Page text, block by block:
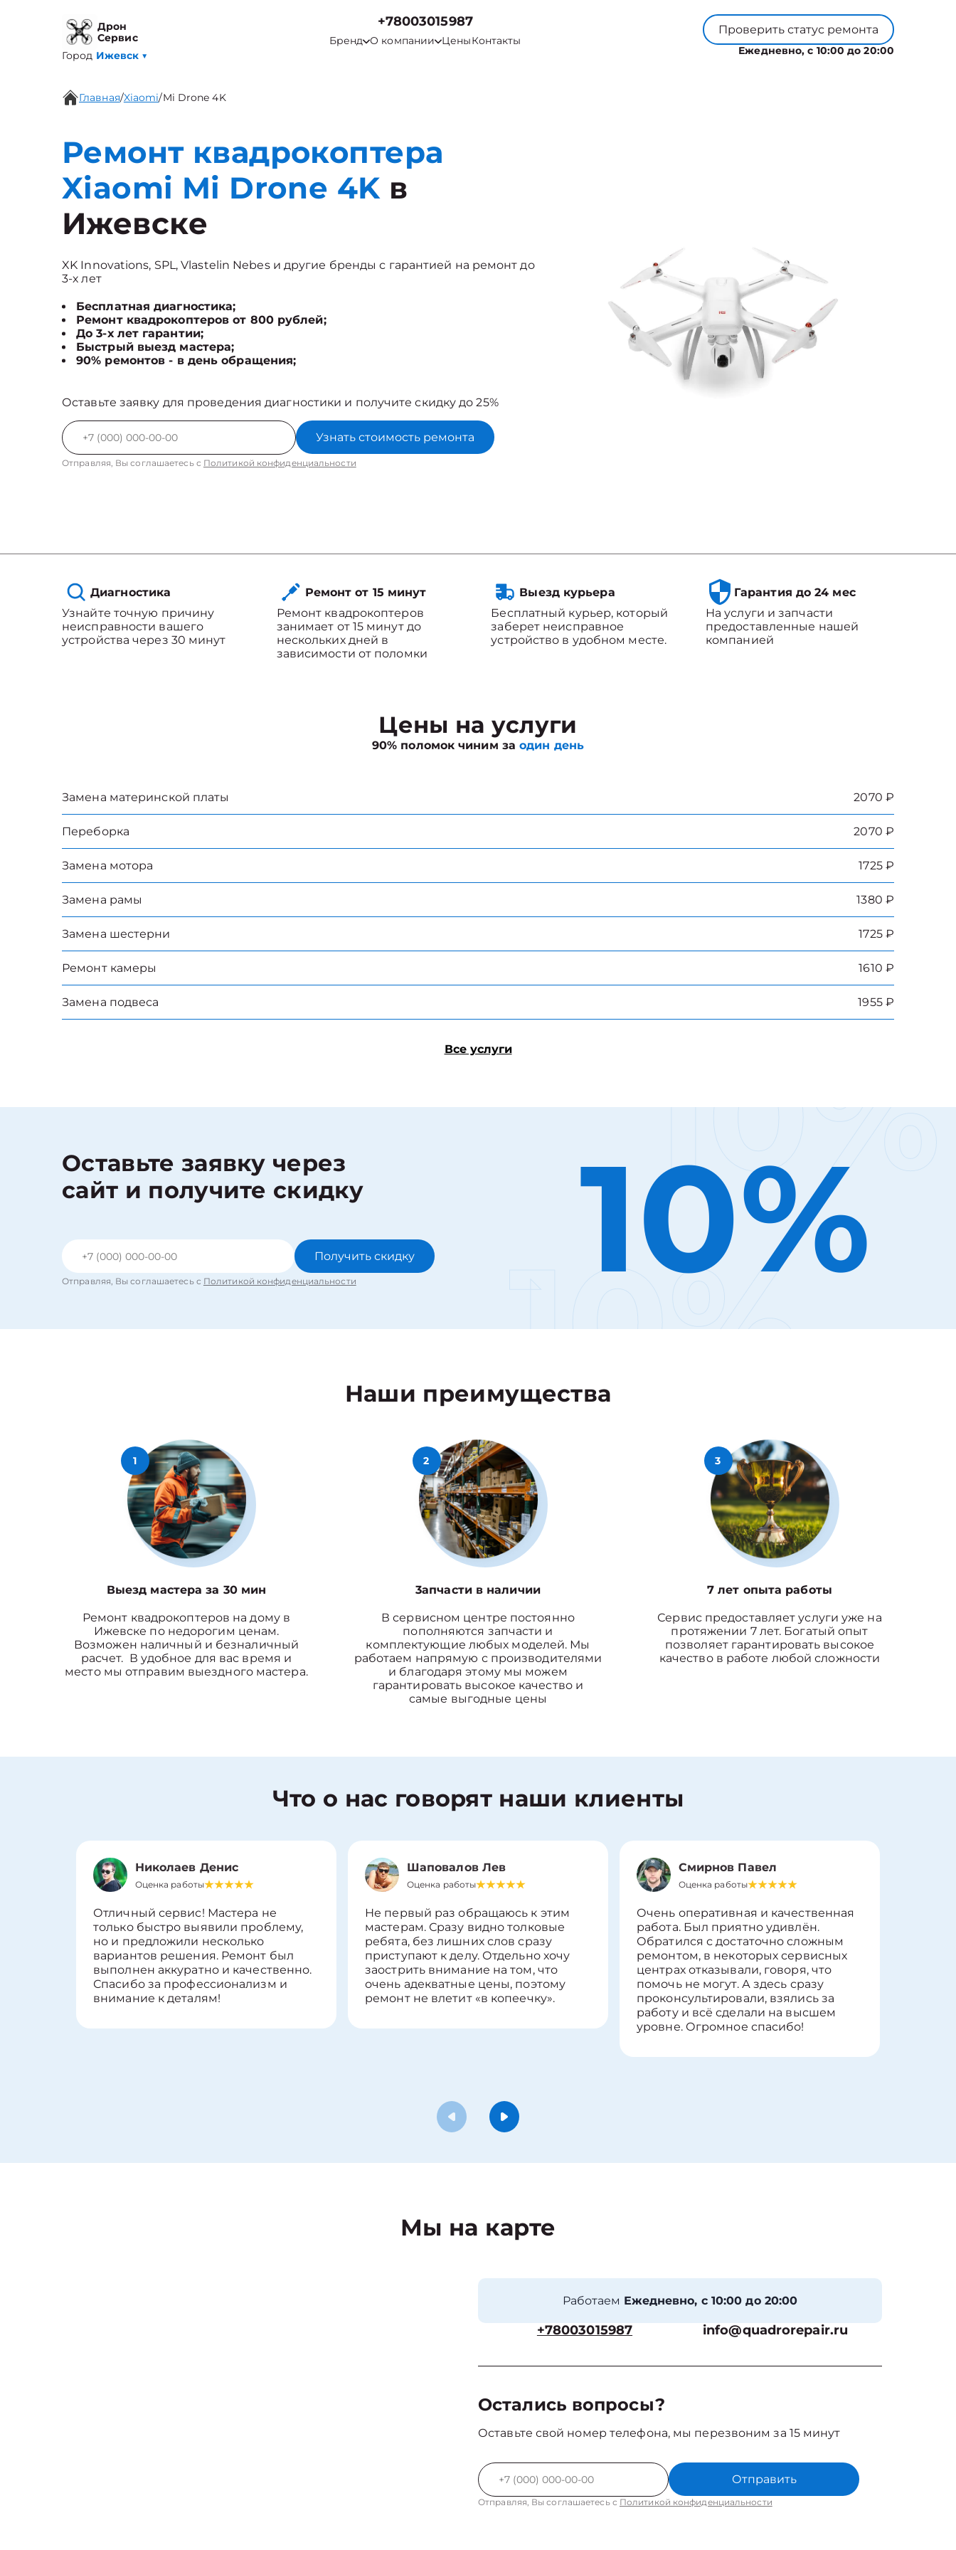
Дрон
Сервис
Город Ижевск ▼
+78003015987
Бренд О компании ЦеныКонтакты
Проверить статус ремонта
Ежедневно, с 10:00 до 20:00
Главная/Xiaomi/Mi Drone 4K
Ремонт квадрокоптера
Xiaomi Mi Drone 4Kв
Ижевске
XK Innovations, SPL, Vlastelin Nebes и другие бренды с гарантией на ремонт до
3-х лет
Бесплатная диагностика;
Ремонт квадрокоптеров от 800 рублей;
До 3-х лет гарантии;
Быстрый выезд мастера;
90% ремонтов - в день обращения;
Оставьте заявку для проведения диагностики и получите скидку до 25%
Узнать стоимость ремонта
Отправляя, Вы соглашаетесь с Политикой конфиденциальности
Диагностика
Узнайте точную причину
неисправности вашего
устройства через 30 минут
Ремонт от 15 минут
Ремонт квадрокоптеров
занимает от 15 минут до
нескольких дней в
зависимости от поломки
Выезд курьера
Бесплатный курьер, который
заберет неисправное
устройство в удобном месте.
Гарантия до 24 мес
На услуги и запчасти
предоставленные нашей
компанией
Цены на услуги
90% поломок чиним заодин день
Замена материнской платы 2070 ₽
Переборка 2070 ₽
Замена мотора 1725 ₽
Замена рамы 1380 ₽
Замена шестерни 1725 ₽
Ремонт камеры 1610 ₽
Замена подвеса 1955 ₽
Все услуги
Оставьте заявку через
сайт и получите скидку
Получить скидку
Отправляя, Вы соглашаетесь с Политикой конфиденциальности 10%
10%
10%
Наши преимущества
1
Выезд мастера за 30 мин
Ремонт квадрокоптеров на дому в
Ижевске по недорогим ценам.
Возможен наличный и безналичный
расчет. В удобное для вас время и
место мы отправим выездного мастера.
2
3апчасти в наличии
В сервисном центре постоянно
пополняются запчасти и
комплектующие любых моделей. Мы
работаем напрямую с производителями
и благодаря этому мы можем
гарантировать высокое качество и
самые выгодные цены
3
7 лет опыта работы
Сервис предоставляет услуги уже на
протяжении 7 лет. Богатый опыт
позволяет гарантировать высокое
качество в работе любой сложности
Что о нас говорят наши клиенты
Николаев Денис
Оценка работы
Отличный сервис! Мастера не
только быстро выявили проблему,
но и предложили несколько
вариантов решения. Ремонт был
выполнен аккуратно и качественно.
Спасибо за профессионализм и
внимание к деталям!
Шаповалов Лев
Оценка работы
Не первый раз обращаюсь к этим
мастерам. Сразу видно толковые
ребята, без лишних слов сразу
приступают к делу. Отдельно хочу
заострить внимание на том, что
очень адекватные цены, поэтому
ремонт не влетит «в копеечку».
Смирнов Павел
Оценка работы
Очень оперативная и качественная
работа. Был приятно удивлён.
Обратился с достаточно сложным
ремонтом, в некоторых сервисных
центрах отказывали, говоря, что
помочь не могут. А здесь сразу
проконсультировали, взялись за
работу и всё сделали на высшем
уровне. Огромное спасибо!
Мы на карте
Работаем Ежедневно, с 10:00 до 20:00
+78003015987 info@quadrorepair.ru
Остались вопросы?
Оставьте свой номер телефона, мы перезвоним за 15 минут
Отправить
Отправляя, Вы соглашаетесь с Политикой конфиденциальности